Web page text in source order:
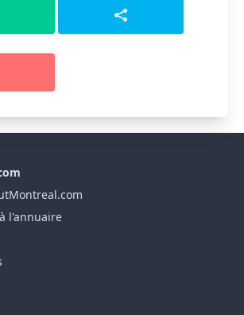
l'annuaire